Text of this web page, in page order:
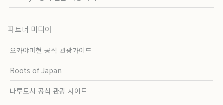
파트너 미디어
오카야마현 공식 관광가이드
Roots of Japan
나루토시 공식 관광 사이트